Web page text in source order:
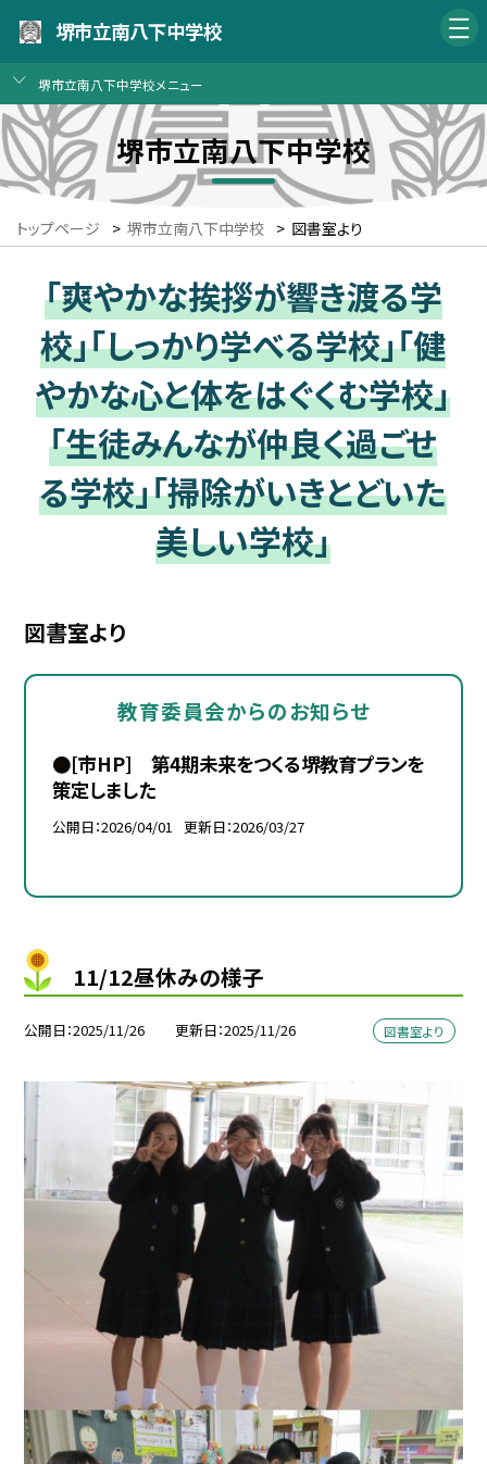
堺市立南八下中学校
堺市立南八下中学校メニュー
堺市立南八下中学校
トップページ > 堺市立南八下中学校 > 図書室より
「爽やかな挨拶が響き渡る学
校」「しっかり学べる学校」「健
やかな心と体をはぐくむ学校」
「生徒みんなが仲良く過ごせ
る学校」「掃除がいきとどいた
美しい学校」
図書室より
教育委員会からのお知らせ
●[市HP] 第4期未来をつくる堺教育プランを
策定しました
公開日 2026/04/01 更新日 2026/03/27
11/12昼休みの様子
公開日 2025/11/26 更新日 2025/11/26 図書室より